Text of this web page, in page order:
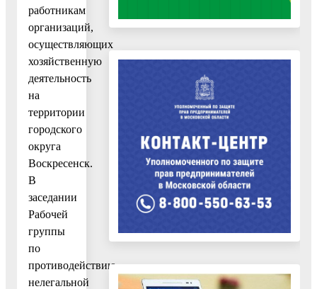
работникам
организаций,
осуществляющих
хозяйственную
деятельность
на
территории
городского
округа
Воскресенск.
В
заседании
Рабочей
группы
по
противодействию
нелегальной